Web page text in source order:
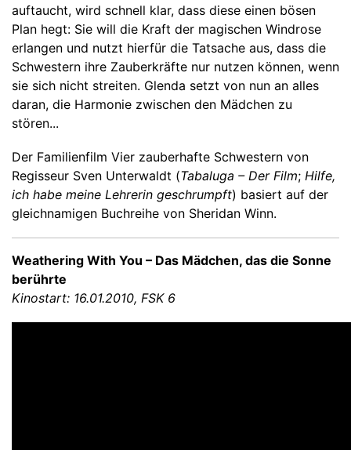
auftaucht, wird schnell klar, dass diese einen bösen
Plan hegt: Sie will die Kraft der magischen Windrose
erlangen und nutzt hierfür die Tatsache aus, dass die
Schwestern ihre Zauberkräfte nur nutzen können, wenn
sie sich nicht streiten. Glenda setzt von nun an alles
daran, die Harmonie zwischen den Mädchen zu
stören...
Der Familienfilm Vier zauberhafte Schwestern von
Regisseur Sven Unterwaldt (Tabaluga – Der Film; Hilfe,
ich habe meine Lehrerin geschrumpft) basiert auf der
gleichnamigen Buchreihe von Sheridan Winn.
Weathering With You – Das Mädchen, das die Sonne
berührte
Kinostart: 16.01.2010, FSK 6